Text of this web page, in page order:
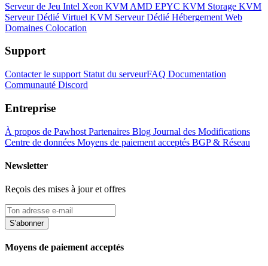
Serveur de Jeu Intel Xeon KVM AMD EPYC KVM Storage KVM
Serveur Dédié Virtuel KVM Serveur Dédié Hébergement Web
Domaines Colocation
Support
Contacter le support Statut du serveurFAQ Documentation
Communauté Discord
Entreprise
À propos de Pawhost Partenaires Blog Journal des Modifications
Centre de données Moyens de paiement acceptés BGP & Réseau
Newsletter
Reçois des mises à jour et offres
S'abonner
Moyens de paiement acceptés